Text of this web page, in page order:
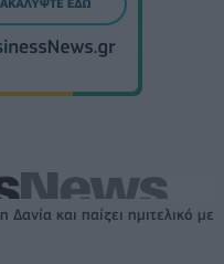
και παίζει ημιτελικό με